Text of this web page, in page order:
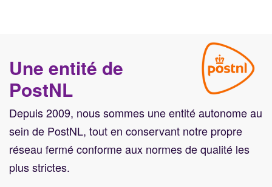
Une entité de
PostNL
Depuis 2009, nous sommes une entité autonome au
sein de PostNL, tout en conservant notre propre
réseau fermé conforme aux normes de qualité les
plus strictes.